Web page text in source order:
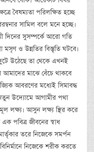
বৈষম্যতা পরিলক্ষিত হচ্ছে
সামিল বলে মনে হচ্ছে।
দিনের সুসম্পর্কে আরো গতি
মসৃণ ও উন্নতির বিস্তৃতি ঘটবে।
ফুটে উঠেছে তা থেকে এখনই
মাঝে বেঁচে থাকবে
আবরণের মধ্যেই সিমাবদ্ধ
উদ্যোমে আগামীর পথা
লক্ষ্য। আসুন লক্ষ্য স্থির করে
পবিত্র জীবনের স্বাধ
তরে নিজেকে সমর্পন
নিজেকে শরীক করতে